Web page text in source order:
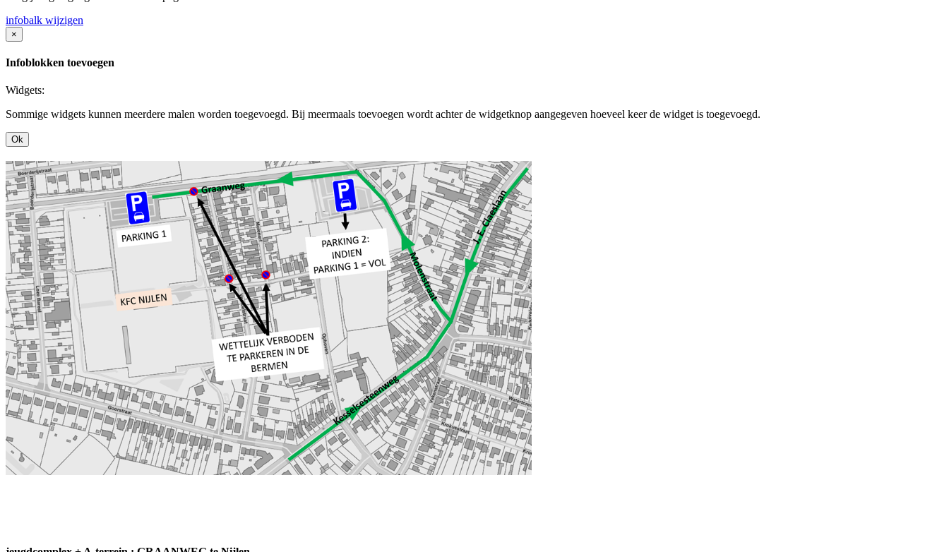
infobalk wijzigen
×
Infoblokken toevoegen
Widgets:
Sommige widgets kunnen meerdere malen worden toegevoegd. Bij meermaals toevoegen wordt achter de widgetknop aangegeven hoeveel keer de widget is toegevoegd.
Ok